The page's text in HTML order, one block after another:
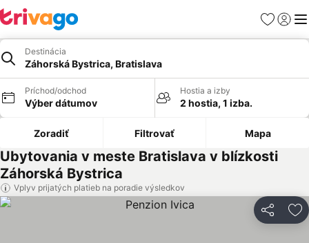
Obľúbené
Destinácia
Záhorská Bystrica, Bratislava
Príchod/odchod
Výber dátumov
Hostia a izby
2 hostia, 1 izba.
Zoradiť Filtrovať Mapa
Ubytovania v meste Bratislava v blízkosti
Záhorská Bystrica
Vplyv prijatých platieb na poradie výsledkov
Zdieľať